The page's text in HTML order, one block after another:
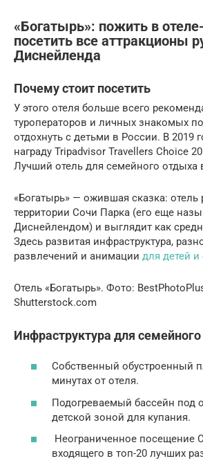
«Богатырь»: пожить в
посетить все аттракционы
Диснейленда
Почему стоит посетить
У этого отеля больше всего
туроператоров и личных знакомых
отдохнуть с детьми в России. В 2019
награду Tripadvisor Travellers Choice
Лучший отель для семейного отдыха
«Богатырь» — ожившая сказка:
территории Сочи Парка (его еще
Диснейлендом) и выглядит как
Здесь развитая инфраструктура,
развлечений и анимации для детей и
Отель «Богатырь». Фото:
Shutterstock.com
Инфраструктура для
Собственный обустроенный
минутах от отеля.
Подогреваемый бассейн под
детской зоной для купания.
Неограниченное посещение
входящего в топ-20 лучших